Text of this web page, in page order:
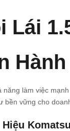
Lái
làm việc
bền vững cho
Komatsu